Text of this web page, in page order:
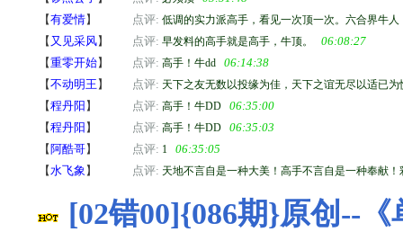
【有爱情】 点评: 低调的实力派高手，看见一次顶一次。六合界牛人
【 又见采风】 点评: 早发料的高手就是高手，牛顶。
06:08:27
【重零开始】 点评: 高手！牛dd
06:14:38
【不动明王 】 点评: 天下之友无数以投缘为佳，天下之谊无尽以适已
【程丹阳 】 点评: 高手！牛DD
06:35:00
【程丹阳 】 点评: 高手！牛DD
06:35:03
【 阿酷哥】 点评: 1
06:35:05
【水飞象 】 点评: 天地不言自是一种大美！高手不言自是一种奉献
[02错00]{086期}原创--